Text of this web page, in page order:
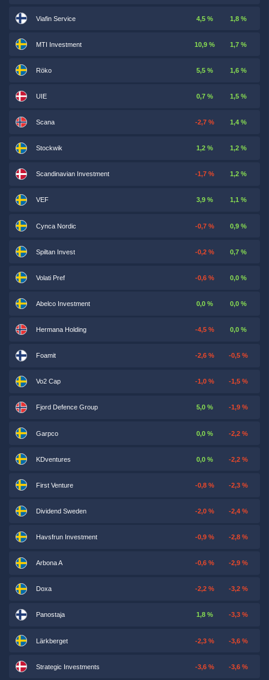
Viafin Service 4,5 % 1,8 %
MTI Investment 10,9 % 1,7 %
Röko 5,5 % 1,6 %
UIE 0,7 % 1,5 %
Scana -2,7 % 1,4 %
Stockwik 1,2 % 1,2 %
Scandinavian Investment -1,7 % 1,2 %
VEF 3,9 % 1,1 %
Cynca Nordic -0,7 % 0,9 %
Spiltan Invest -0,2 % 0,7 %
Volati Pref -0,6 % 0,0 %
Abelco Investment 0,0 % 0,0 %
Hermana Holding -4,5 % 0,0 %
Foamit -2,6 % -0,5 %
Vo2 Cap -1,0 % -1,5 %
Fjord Defence Group 5,0 % -1,9 %
Garpco 0,0 % -2,2 %
KDventures 0,0 % -2,2 %
First Venture -0,8 % -2,3 %
Dividend Sweden -2,0 % -2,4 %
Havsfrun Investment -0,9 % -2,8 %
Arbona A -0,6 % -2,9 %
Doxa -2,2 % -3,2 %
Panostaja 1,8 % -3,3 %
Lärkberget -2,3 % -3,6 %
Strategic Investments -3,6 % -3,6 %